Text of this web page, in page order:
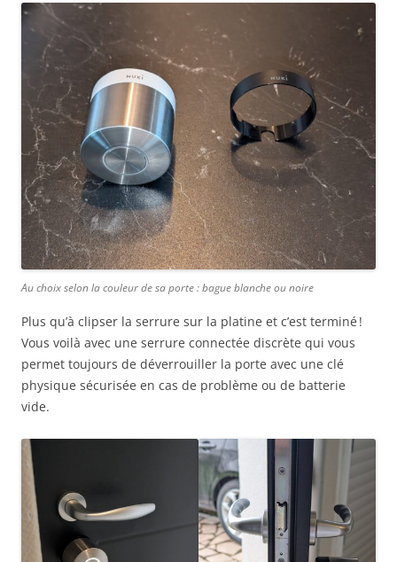
Au choix selon la couleur de sa porte : bague blanche ou noire
Plus qu’à clipser la serrure sur la platine et c’est terminé !
Vous voilà avec une serrure connectée discrète qui vous
permet toujours de déverrouiller la porte avec une clé
physique sécurisée en cas de problème ou de batterie
vide.